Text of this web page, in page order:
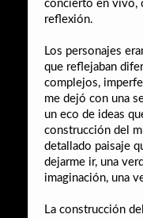
concierto en vivo,
reflexión.
Los personajes
que reflejaban
complejos,
me dejó con una
un eco de ideas
construcción del
detallado paisaje
dejarme ir, una
imaginación, una
La construcción